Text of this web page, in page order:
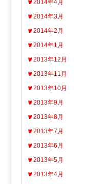
2014年4月
2014年3月
2014年2月
2014年1月
2013年12月
2013年11月
2013年10月
2013年9月
2013年8月
2013年7月
2013年6月
2013年5月
2013年4月